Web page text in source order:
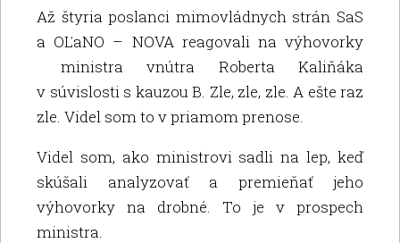
Až štyria poslanci mimovládnych strán SaS
a OĽaNO – NOVA reagovali na výhovorky
ministra vnútra Roberta Kaliňáka
v súvislosti s kauzou B. Zle, zle, zle. A ešte raz
zle. Videl som to v priamom prenose.
Videl som, ako ministrovi sadli na lep, keď
skúšali analyzovať a premieňať jeho
výhovorky na drobné. To je v prospech
ministra.